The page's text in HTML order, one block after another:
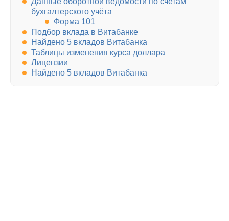
бухгалтерского учёта
Форма 101
Подбор вклада в Витабанке
Найдено 5 вкладов Витабанка
Таблицы изменения курса доллара
Лицензии
Найдено 5 вкладов Витабанка